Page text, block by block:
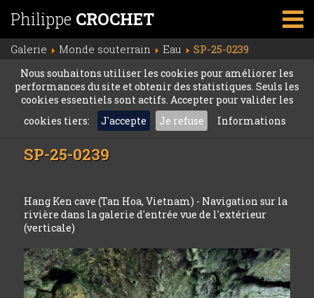
Philippe CROCHET
Galerie Monde souterrain Eau SP-25-0239
Nous souhaitons utiliser les cookies pour améliorer les
performances du site et obtenir des statistiques. Seuls les
cookies essentiels sont actifs. Accepter pour valider les
cookies tiers:
J'accepte Je refuse Informations
SP-25-0239
Hang Ken cave (Tan Hoa, Vietnam) - Navigation sur la
rivière dans la galerie d'entrée vue de l'extérieur
(verticale)